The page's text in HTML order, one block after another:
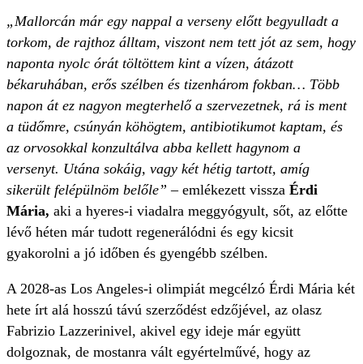
„Mallorcán már egy nappal a verseny előtt begyulladt a
torkom, de rajthoz álltam, viszont nem tett jót az sem, hogy
naponta nyolc órát töltöttem kint a vízen, átázott
békaruhában, erős szélben és tizenhárom fokban… Több
napon át ez nagyon megterhelő a szervezetnek, rá is ment
a tüdőmre, csúnyán köhögtem, antibiotikumot kaptam, és
az orvosokkal konzultálva abba kellett hagynom a
versenyt. Utána sokáig, vagy két hétig tartott, amíg
sikerült felépülnöm belőle”– emlékezett vissza Érdi
Mária, aki a hyeres-i viadalra meggyógyult, sőt, az előtte
lévő héten már tudott regenerálódni és egy kicsit
gyakorolni a jó időben és gyengébb szélben.
A 2028-as Los Angeles-i olimpiát megcélzó Érdi Mária két
hete írt alá hosszú távú szerződést edzőjével, az olasz
Fabrizio Lazzerinivel, akivel egy ideje már együtt
dolgoznak, de mostanra vált egyértelművé, hogy az